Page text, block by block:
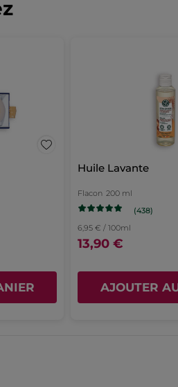
Formule vegan et sans
de peaux, avec des notes douces
Huile Lavante
Flacon 200 ml
(438)
6,95 € / 100ml
13,90 €
AJOUTER